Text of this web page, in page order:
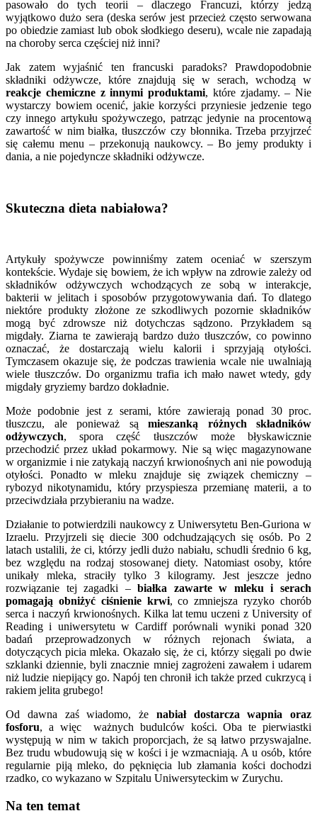
pasowało do tych teorii – dlaczego Francuzi, którzy jedzą
wyjątkowo dużo sera (deska serów jest przecież często serwowana
po obiedzie zamiast lub obok słodkiego deseru), wcale nie zapadają
na choroby serca częściej niż inni?
Jak zatem wyjaśnić ten francuski paradoks? Prawdopodobnie
składniki odżywcze, które znajdują się w serach, wchodzą w
reakcje chemiczne z innymi produktami, które zjadamy. – Nie
wystarczy bowiem ocenić, jakie korzyści przyniesie jedzenie tego
czy innego artykułu spożywczego, patrząc jedynie na procentową
zawartość w nim białka, tłuszczów czy błonnika. Trzeba przyjrzeć
się całemu menu – przekonują naukowcy. – Bo jemy produkty i
dania, a nie pojedyncze składniki odżywcze.
Skuteczna dieta nabiałowa?
Artykuły spożywcze powinniśmy zatem oceniać w szerszym
kontekście. Wydaje się bowiem, że ich wpływ na zdrowie zależy od
składników odżywczych wchodzących ze sobą w interakcje,
bakterii w jelitach i sposobów przygotowywania dań. To dlatego
niektóre produkty złożone ze szkodliwych pozornie składników
mogą być zdrowsze niż dotychczas sądzono. Przykładem są
migdały. Ziarna te zawierają bardzo dużo tłuszczów, co powinno
oznaczać, że dostarczają wielu kalorii i sprzyjają otyłości.
Tymczasem okazuje się, że podczas trawienia wcale nie uwalniają
wiele tłuszczów. Do organizmu trafia ich mało nawet wtedy, gdy
migdały gryziemy bardzo dokładnie.
Może podobnie jest z serami, które zawierają ponad 30 proc.
tłuszczu, ale ponieważ są mieszanką różnych składników
odżywczych, spora część tłuszczów może błyskawicznie
przechodzić przez układ pokarmowy. Nie są więc magazynowane
w organizmie i nie zatykają naczyń krwionośnych ani nie powodują
otyłości. Ponadto w mleku znajduje się związek chemiczny –
rybozyd nikotynamidu, który przyspiesza przemianę materii, a to
przeciwdziała przybieraniu na wadze.
Działanie to potwierdzili naukowcy z Uniwersytetu Ben-Guriona w
Izraelu. Przyjrzeli się diecie 300 odchudzających się osób. Po 2
latach ustalili, że ci, którzy jedli dużo nabiału, schudli średnio 6 kg,
bez względu na rodzaj stosowanej diety. Natomiast osoby, które
unikały mleka, straciły tylko 3 kilogramy. Jest jeszcze jedno
rozwiązanie tej zagadki –białka zawarte w mleku i serach
pomagają obniżyć ciśnienie krwi, co zmniejsza ryzyko chorób
serca i naczyń krwionośnych. Kilka lat temu uczeni z University of
Reading i uniwersytetu w Cardiff porównali wyniki ponad 320
badań przeprowadzonych w różnych rejonach świata, a
dotyczących picia mleka. Okazało się, że ci, którzy sięgali po dwie
szklanki dziennie, byli znacznie mniej zagrożeni zawałem i udarem
niż ludzie niepijący go. Napój ten chronił ich także przed cukrzycą i
rakiem jelita grubego!
Od dawna zaś wiadomo, że nabiał dostarcza wapnia oraz
fosforu, a więc ważnych budulców kości. Oba te pierwiastki
występują w nim w takich proporcjach, że są łatwo przyswajalne.
Bez trudu wbudowują się w kości i je wzmacniają. A u osób, które
regularnie piją mleko, do pęknięcia lub złamania kości dochodzi
rzadko, co wykazano w Szpitalu Uniwersyteckim w Zurychu.
Na ten temat